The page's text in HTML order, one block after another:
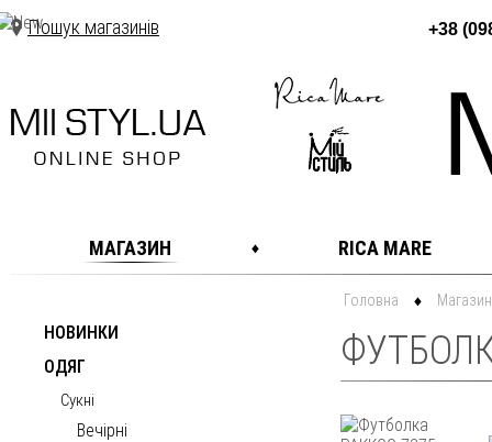
Пошук магазинів +38
МАГАЗИН RICA MARE
НОВИНКИ
ОДЯГ
Сукні
Вечірні
Головна Магазин